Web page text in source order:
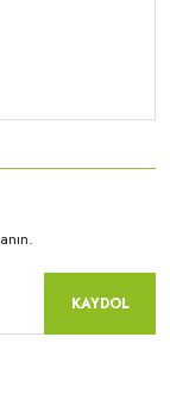
KAYDOL